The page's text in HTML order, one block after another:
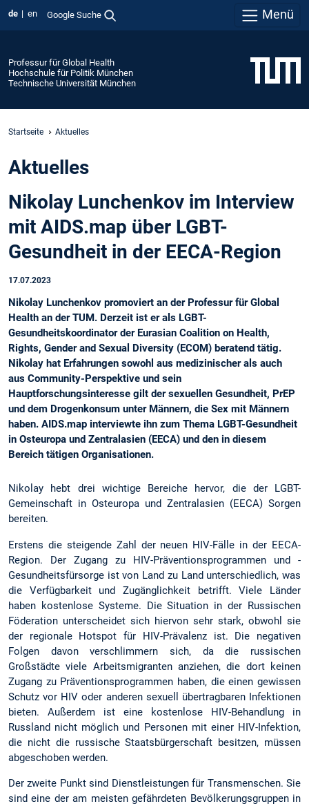
de en Google Suche Menü
Professur für Global Health
Hochschule für Politik München
Technische Universität München
Startseite Aktuelles
Aktuelles
Nikolay Lunchenkov im Interview
mit AIDS.map über LGBT-
Gesundheit in der EECA-Region
17.07.2023
Nikolay Lunchenkov promoviert an der Professur für Global
Health an der TUM. Derzeit ist er als LGBT-
Gesundheitskoordinator der Eurasian Coalition on Health,
Rights, Gender and Sexual Diversity (ECOM) beratend tätig.
Nikolay hat Erfahrungen sowohl aus medizinischer als auch
aus Community-Perspektive und sein
Hauptforschungsinteresse gilt der sexuellen Gesundheit, PrEP
und dem Drogenkonsum unter Männern, die Sex mit Männern
haben. AIDS.map interviewte ihn zum Thema LGBT-Gesundheit
in Osteuropa und Zentralasien (EECA) und den in diesem
Bereich tätigen Organisationen.
Nikolay hebt drei wichtige Bereiche hervor, die der LGBT-
Gemeinschaft in Osteuropa und Zentralasien (EECA) Sorgen
bereiten.
Erstens die steigende Zahl der neuen HIV-Fälle in der EECA-
Region. Der Zugang zu HIV-Präventionsprogrammen und -
Gesundheitsfürsorge ist von Land zu Land unterschiedlich, was
die Verfügbarkeit und Zugänglichkeit betrifft. Viele Länder
haben kostenlose Systeme. Die Situation in der Russischen
Föderation unterscheidet sich hiervon sehr stark, obwohl sie
der regionale Hotspot für HIV-Prävalenz ist. Die negativen
Folgen davon verschlimmern sich, da die russischen
Großstädte viele Arbeitsmigranten anziehen, die dort keinen
Zugang zu Präventionsprogrammen haben, die einen gewissen
Schutz vor HIV oder anderen sexuell übertragbaren Infektionen
bieten. Außerdem ist eine kostenlose HIV-Behandlung in
Russland nicht möglich und Personen mit einer HIV-Infektion,
die nicht die russische Staatsbürgerschaft besitzen, müssen
abgeschoben werden.
Der zweite Punkt sind Dienstleistungen für Transmenschen. Sie
sind eine der am meisten gefährdeten Bevölkerungsgruppen in